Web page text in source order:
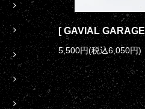
[ GAVIAL
5,500円(税込6,050円)